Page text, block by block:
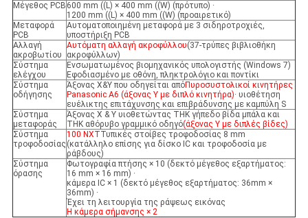
Μέγεθος PCB 600 mm ((L) × 400 mm ((W) (πρότυπο) ·
1200 mm ((L) × 400 mm ((W) (προαιρετικό)
Μεταφορά
PCB
Αυτοματοποιημένη μεταφορά με 3 σιδηροτροχιές,
υποστήριξη PCB
Αλλαγή
ακροβωτίου
Αυτόματη αλλαγή ακροφύλλου(37-τρύπες βιβλιοθήκη
ακροφύλλων)
Σύστημα
ελέγχου
Ενσωματωμένος βιομηχανικός υπολογιστής (Windows 7)
Εφοδιασμένο με οθόνη, πληκτρολόγιο και ποντίκι
Σύστημα
οδήγησης
Άξονας X&Y που οδηγείται απόΠυροσυστολικοί κινητήρες
Panasonic A6 (άξονας Y με διπλό κινητήρα)· υιοθέτηση
ευέλικτης επιτάχυνσης και επιβράδυνσης με καμπύλη S
Σύστημα
μεταφοράς
Άξονας X & Y υιοθετώντας THK γήπεδο βίδα μπάλα και
THK αθόρυβο γραμμικό οδηγό(άξονας Y με διπλές βίδες)
Σύστημα
τροφοδοσίας
100 NXTΤυπικές στοίβες τροφοδοσίας 8 mm
(κατάλληλο επίσης για δίσκο IC και τροφοδοσία με
ράβδους)
Σύστημα
όρασης
Φωτογραφία πτήσης × 10 (δεκτό μέγεθος εξαρτήματος:
16 mm × 16 mm) ·
κάμερα IC × 1 (δεκτό μέγεθος εξαρτήματος: 36mm ×
36mm) ·
Έχει τη λειτουργία της ράψεως εικόνας
Η κάμερα σήμανσης × 2